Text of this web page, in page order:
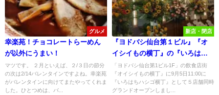
グルメ
幸楽苑！チョコレートらーめん
が以外にうまい！
マツです。 ２月といえば、２/３日の節分
の次は2/14バレンタインですよね。幸楽苑
がバレンタインに向けてまたやってくれま
した。ひとつめは、バ...
新店・閉店
『ヨドバシ仙台第１ビル』『オ
イシイもの横丁』の『いろはち
ハシゴ横丁』５店舗が9/5同時オ
ープンしたので行ってみた！
「ヨドバシ仙台第1ビル1F」の飲食店街
『オイシイもの横丁』に9月5日11:00に
『いろはちハシゴ横丁』として５店舗同時
グランドオープンしまし...